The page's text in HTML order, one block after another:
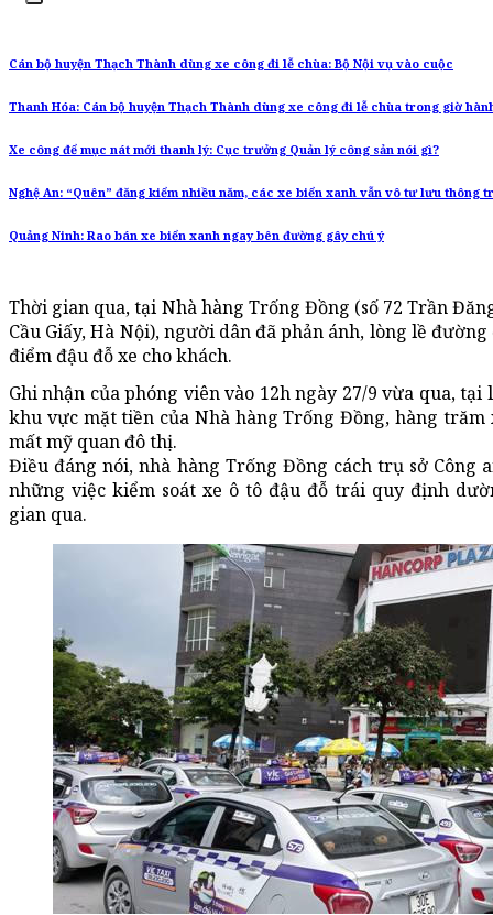
Cán bộ huyện Thạch Thành dùng xe công đi lễ chùa: Bộ Nội vụ vào cuộc
Thanh Hóa: Cán bộ huyện Thạch Thành dùng xe công đi lễ chùa trong giờ
Xe công để mục nát mới thanh lý: Cục trưởng Quản lý công sản nói gì?
Nghệ An: “Quên” đăng kiểm nhiều năm, các xe biển xanh vẫn vô tư lưu thông
Quảng Ninh: Rao bán xe biển xanh ngay bên đường gây chú ý
Thời gian qua, tại Nhà hàng Trống Đồng (số 72 Trần
Cầu Giấy, Hà Nội), người dân đã phản ánh, lòng lề
điểm đậu đỗ xe cho khách.
Ghi nhận của phóng viên vào 12h ngày 27/9 vừa qua,
khu vực mặt tiền của Nhà hàng Trống Đồng, hàng
mất mỹ quan đô thị.
Điều đáng nói, nhà hàng Trống Đồng cách trụ sở Công
những việc kiểm soát xe ô tô đậu đỗ trái quy định
gian qua.